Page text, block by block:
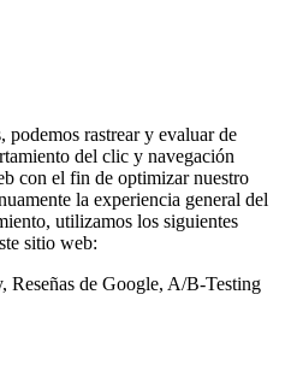
podemos rastrear y evaluar de
del clic y navegación
con el fin de optimizar nuestro
la experiencia general del
utilizamos los siguientes
sitio web:
Reseñas de Google, A/B-Testing